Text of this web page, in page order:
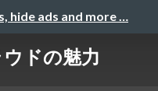
hide ads and more …
ドの魅力